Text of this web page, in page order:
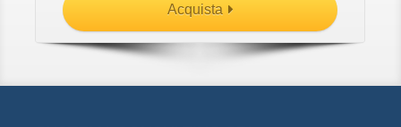
Acquista